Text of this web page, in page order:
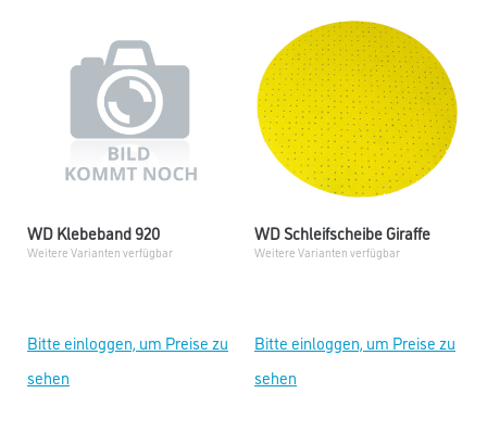
WD Klebeband 920
Weitere Varianten verfügbar
Bitte einloggen, um Preise zu
sehen
WD Schleifscheibe Giraffe
Weitere Varianten verfügbar
Bitte einloggen, um Preise zu
sehen